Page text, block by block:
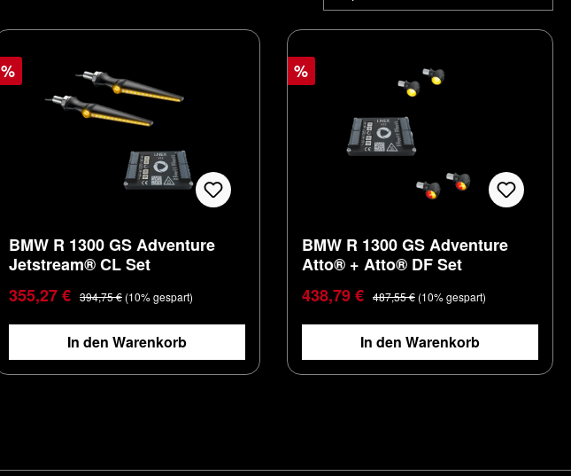
%
BMW R 1300 GS Adventure
Jetstream® CL Set
Verkaufspreis:
355,27 € Regulärer Preis:
394,75 € (10% gespart)
In den Warenkorb
%
BMW R 1300 GS Adventure
Atto® + Atto® DF Set
Verkaufspreis:
438,79 € Regulärer Preis:
487,55 € (10% gespart)
In den Warenkorb